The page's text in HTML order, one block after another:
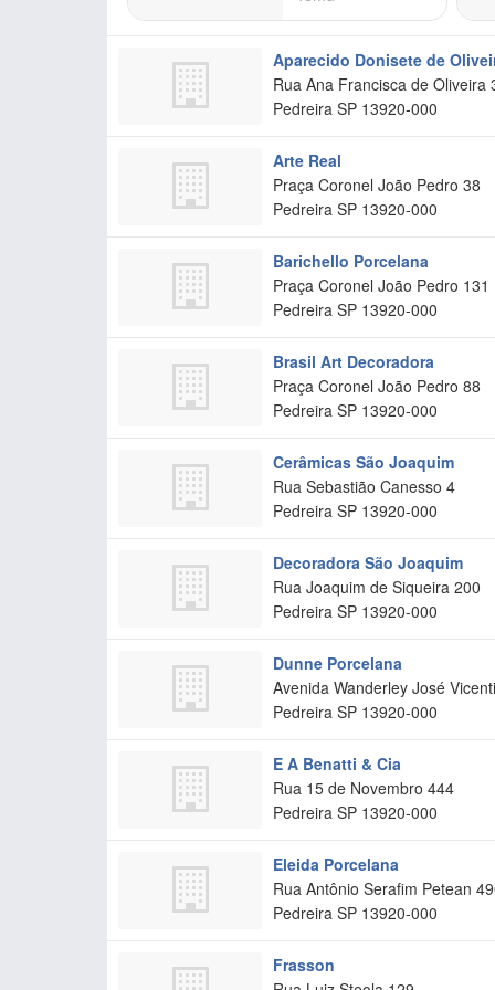
Aparecido Donisete de
Rua Ana Francisca de Oliveira
Pedreira SP 13920-000
Arte Real
Praça Coronel João Pedro 38
Pedreira SP 13920-000
Barichello Porcelana
Praça Coronel João Pedro 131
Pedreira SP 13920-000
Brasil Art Decoradora
Praça Coronel João Pedro 88
Pedreira SP 13920-000
Cerâmicas São Joaquim
Rua Sebastião Canesso 4
Pedreira SP 13920-000
Decoradora São Joaquim
Rua Joaquim de Siqueira 200
Pedreira SP 13920-000
Dunne Porcelana
Avenida Wanderley José
Pedreira SP 13920-000
E A Benatti & Cia
Rua 15 de Novembro 444
Pedreira SP 13920-000
Eleida Porcelana
Rua Antônio Serafim Petean
Pedreira SP 13920-000
Frasson